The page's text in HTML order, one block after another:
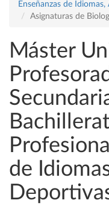
Enseñanzas de
Asignaturas de
Máster
de